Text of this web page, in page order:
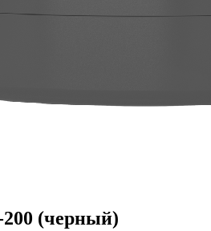
(черный)